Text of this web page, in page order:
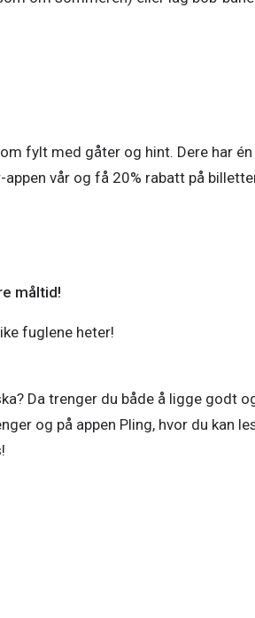
fylt med gåter og hint. Dere har én
vår og få 20% rabatt på
måltid!
fuglene heter!
Da trenger du både å ligge godt
og på appen Pling, hvor du kan